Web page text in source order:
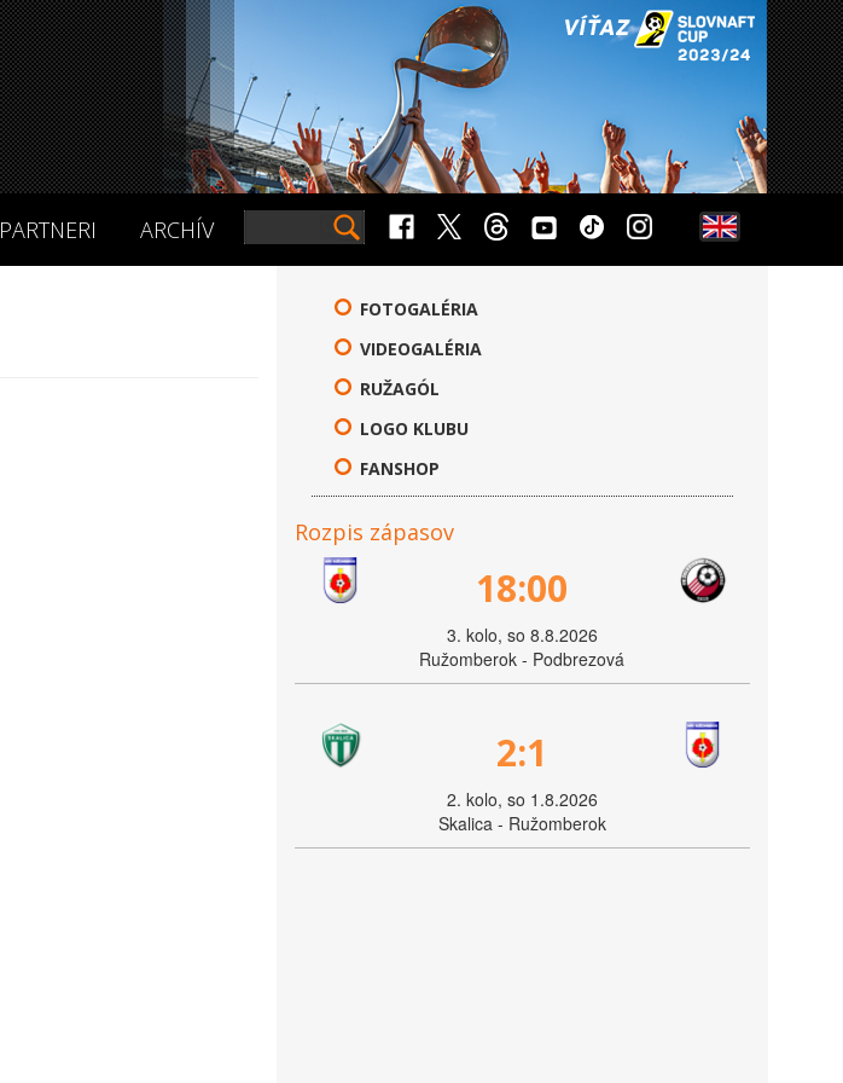
PARTNERI ARCHÍV
FOTOGALÉRIA
VIDEOGALÉRIA
RUŽAGÓL
LOGO KLUBU
FANSHOP
Rozpis zápasov
18:00
3. kolo, so 8.8.2026
Ružomberok - Podbrezová
2:1
2. kolo, so 1.8.2026
Skalica - Ružomberok